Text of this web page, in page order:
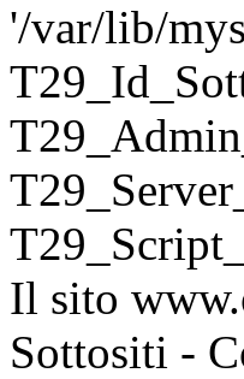
'/var/lib/
Il sito
Sottositi -